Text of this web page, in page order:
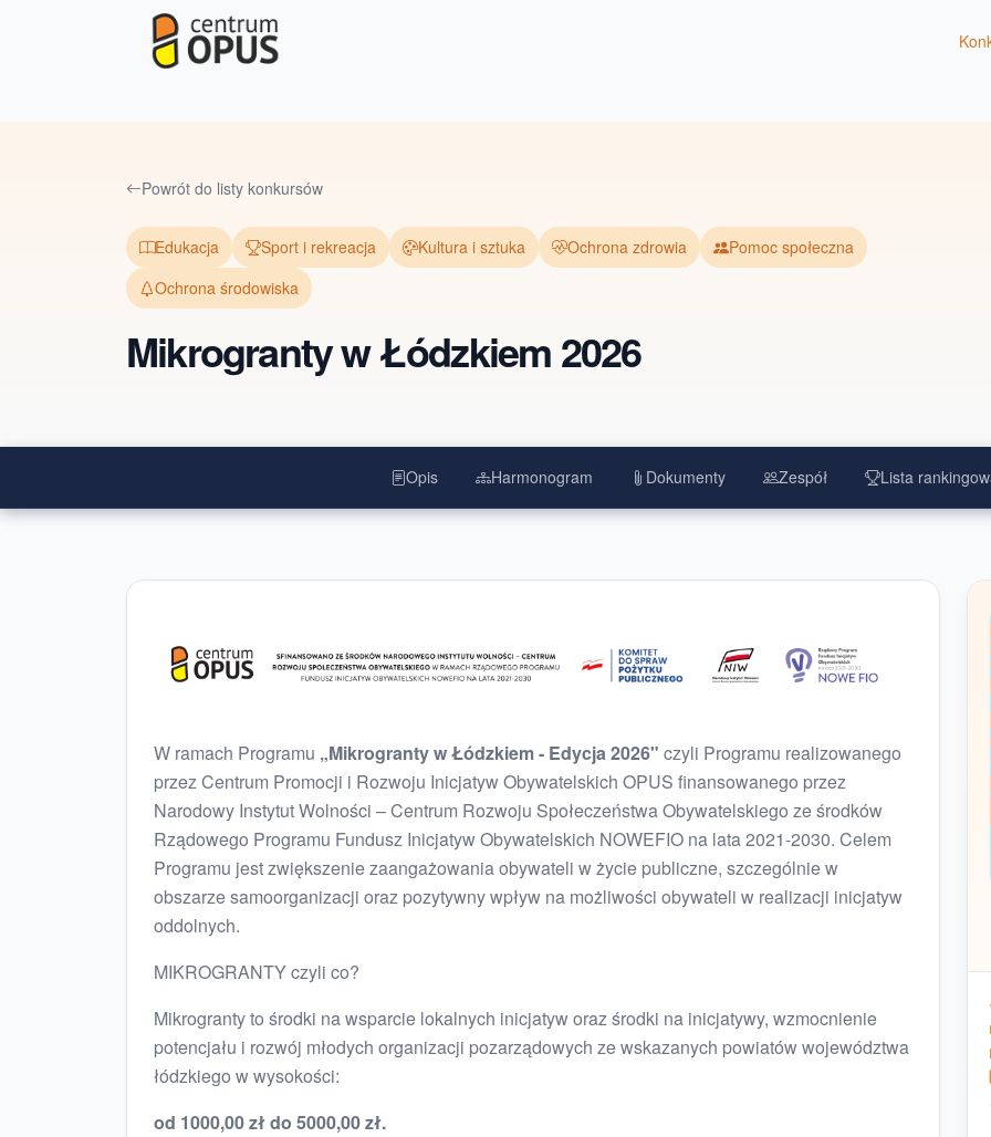
Powrót do listy konkursów
Edukacja Sport i rekreacja Kultura i sztuka Ochrona zdrowia
Pomoc społeczna
Ochrona środowiska
Mikrogranty w Łódzkiem 2026
Opis Harmonogram Dokumenty Zespół Lista
W ramach Programu „Mikrogranty w Łódzkiem - Edycja 2026" czyli Programu realizowanego
przez Centrum Promocji i Rozwoju Inicjatyw Obywatelskich OPUS finansowanego przez
Narodowy Instytut Wolności – Centrum Rozwoju Społeczeństwa Obywatelskiego ze środków
Rządowego Programu Fundusz Inicjatyw Obywatelskich NOWEFIO na lata 2021-2030. Celem
Programu jest zwiększenie zaangażowania obywateli w życie publiczne, szczególnie w
obszarze samoorganizacji oraz pozytywny wpływ na możliwości obywateli w realizacji inicjatyw
oddolnych.
MIKROGRANTY czyli co?
Mikrogranty to środki na wsparcie lokalnych inicjatyw oraz środki na inicjatywy, wzmocnienie
potencjału i rozwój młodych organizacji pozarządowych ze wskazanych powiatów województwa
łódzkiego w wysokości:
od 1000,00 zł do 5000,00 zł.